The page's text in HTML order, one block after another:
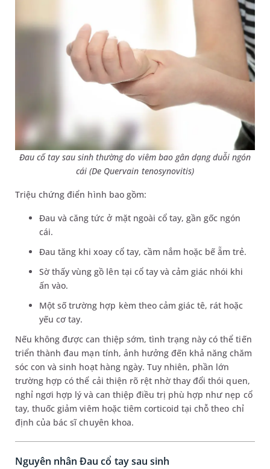
Đau cổ tay sau sinh thường do viêm bao gân dạng duỗi ngón
cái (De Quervain tenosynovitis)
Triệu chứng điển hình bao gồm:
Đau và căng tức ở mặt ngoài cổ tay, gần gốc ngón
cái.
Đau tăng khi xoay cổ tay, cầm nắm hoặc bế ẵm trẻ.
Sờ thấy vùng gồ lên tại cổ tay và cảm giác nhói khi
ấn vào.
Một số trường hợp kèm theo cảm giác tê, rát hoặc
yếu cơ tay.
Nếu không được can thiệp sớm, tình trạng này có thể tiến
triển thành đau mạn tính, ảnh hưởng đến khả năng chăm
sóc con và sinh hoạt hàng ngày. Tuy nhiên, phần lớn
trường hợp có thể cải thiện rõ rệt nhờ thay đổi thói quen,
nghỉ ngơi hợp lý và can thiệp điều trị phù hợp như nẹp cổ
tay, thuốc giảm viêm hoặc tiêm corticoid tại chỗ theo chỉ
định của bác sĩ chuyên khoa.
Nguyên nhân Đau cổ tay sau sinh